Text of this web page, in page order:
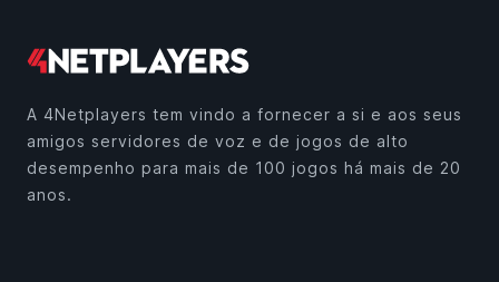
A 4Netplayers tem vindo a fornecer a si e aos seus
amigos servidores de voz e de jogos de alto
desempenho para mais de 100 jogos há mais de 20
anos.